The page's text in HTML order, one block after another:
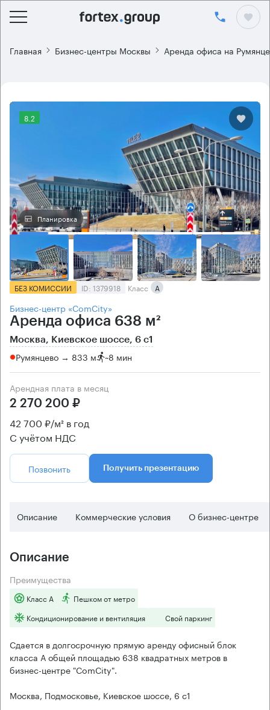
Главная Бизнес-центры Москвы Аренда офиса на
8.2
Планировка
БЕЗ КОМИССИИ ID: 1379918 Класс А
Бизнес-центр «ComCity»
Аренда офиса 638 м²
Москва, Киевское шоссе, 6 с1
Румянцево → 833 м ~8 мин
Арендная плата в месяц
2 270 200 ₽
42 700 ₽/м² в год
С учётом НДС
Позвонить Получить презентацию
Описание Коммерческие условия О бизнес-центре
Описание
Преимущества
Класс А
Пешком от метро
Кондиционирование и вентиляция
Свой паркинг
Сдается в долгосрочную прямую аренду офисный блок
класса А общей площадью 638 квадратных метров в
бизнес-центре "ComCity".
Москва, Подмосковье, Киевское шоссе, 6 с1